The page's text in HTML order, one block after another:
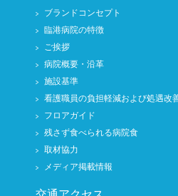
ブランドコンセプト
臨港病院の特徴
ご挨拶
病院概要・沿革
施設基準
看護職員の負担軽減および処遇改
フロアガイド
残さず食べられる病院食
取材協力
メディア掲載情報